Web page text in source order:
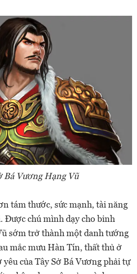
Bá Vương Hạng Vũ
tám thước, sức mạnh, tài năng
Được chú mình dạy cho binh
sớm trở thành một danh tướng
mắc mưu Hàn Tín, thất thủ ở
của Tây Sở Bá Vương phải tự